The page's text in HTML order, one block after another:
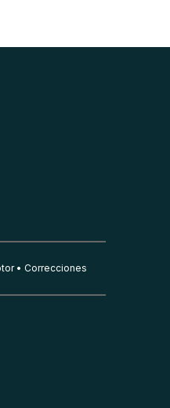
Correcciones